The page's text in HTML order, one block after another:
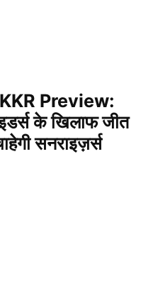
Preview:
के खिलाफ जीत
सनराइज़र्स